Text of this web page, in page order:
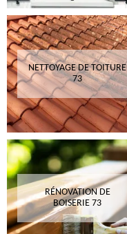
NETTOYAGE DE TOITURE
73
RÉNOVATION DE
BOISERIE 73